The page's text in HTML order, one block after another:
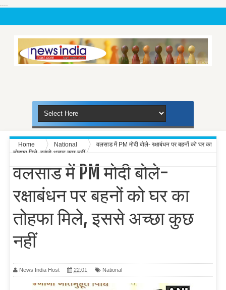
....
Home National
वलसाड में PM मोदी बोले- रक्षाबंधन पर बहनों को घर का
तोहफा मिले, इससे अच्‍छा कुछ नहीं
वलसाड में PM मोदी बोले-
रक्षाबंधन पर बहनों को घर का
तोहफा मिले, इससे अच्‍छा कुछ
नहीं
News India Host 22:01 National